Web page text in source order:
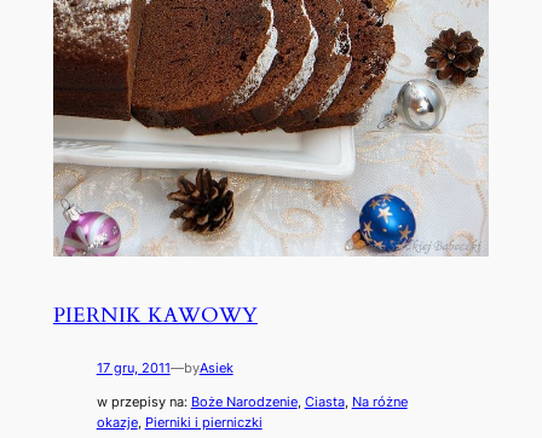
PIERNIK KAWOWY
17 gru, 2011—byAsiek
w przepisy na: Boże Narodzenie, Ciasta, Na różne
okazje, Pierniki i pierniczki